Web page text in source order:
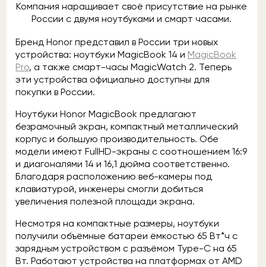
Компания наращивает своё присутствие на рынке
России с двумя ноутбуками и смарт часами.
Бренд Honor представил в России три новых
устройства: ноутбуки MagicBook 14 и MagicBook
Pro, а также смарт-часы MagicWatch 2. Теперь
эти устройства официально доступны для
покупки в России.
Ноутбуки Honor MagicBook предлагают
безрамочный экран, компактный металлический
корпус и большую производительность. Обе
модели имеют FullHD-экраны с соотношением 16:9
и диагоналями 14 и 16,1 дюйма соответственно.
Благодаря расположению веб-камеры под
клавиатурой, инженеры смогли добиться
увеличения полезной площади экрана.
Несмотря на компактные размеры, ноутбуки
получили объёмные батареи ёмкостью 65 Вт*ч с
зарядным устройством с разъёмом Type-C на 65
Вт. Работают устройства на платформах от AMD